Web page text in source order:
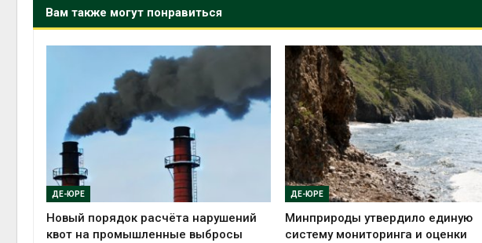
Вам также могут понравиться
ДЕ-ЮРЕ
Новый порядок расчёта нарушений
квот на промышленные выбросы
ДЕ-ЮРЕ
Минприроды утвердило единую
систему мониторинга и оценки